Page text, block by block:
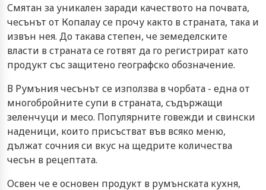
Смятан за уникален заради качеството на почвата,
чесънът от Копалау се прочу както в страната, така и
извън нея. До такава степен, че земеделските
власти в страната се готвят да го регистрират като
продукт със защитено географско обозначение.
В Румъния чесънът се използва в чорбата - една от
многобройните супи в страната, съдържащи
зеленчуци и месо. Популярните говежди и свински
наденици, които присъстват във всяко меню,
дължат сочния си вкус на щедрите количества
чесън в рецептата.
Освен че е основен продукт в румънската кухня,